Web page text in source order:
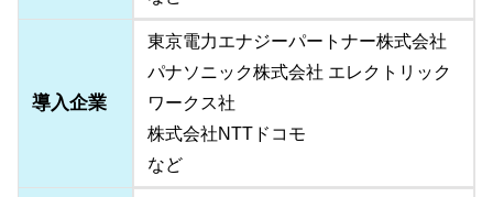
導入企業
東京電力エナジーパートナー株式会社
パナソニック株式会社 エレクトリック
ワークス社
株式会社NTTドコモ
など